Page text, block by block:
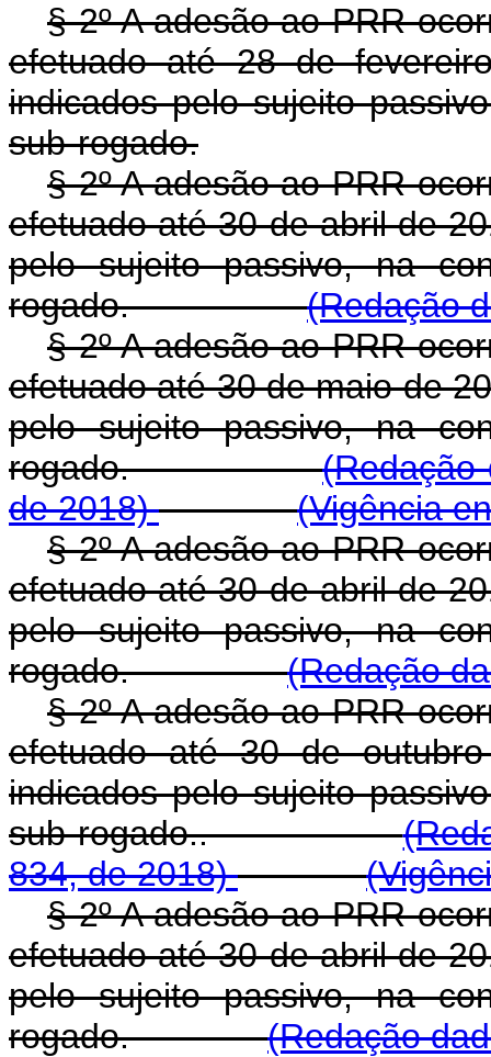
§ 2º A adesão ao PRR
efetuado até 28 de
indicados pelo sujeito
sub-rogado.
§ 2º A adesão ao PRR
efetuado até 30 de abril de
pelo sujeito passivo, na
rogado.(Redação
§ 2º A adesão ao PRR
efetuado até 30 de maio de
pelo sujeito passivo, na
rogado.(Redação
de 2018)
(Vigência
§ 2º A adesão ao PRR
efetuado até 30 de abril de
pelo sujeito passivo, na
rogado.(Redação
§ 2º A adesão ao PRR
efetuado até 30 de
indicados pelo sujeito
sub-rogado..
834, de 2018)
§ 2º A adesão ao PRR
efetuado até 30 de abril de
pelo sujeito passivo, na
rogado.(Redação